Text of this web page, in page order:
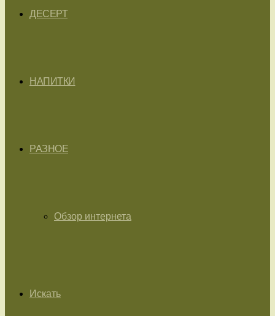
ДЕСЕРТ
НАПИТКИ
РАЗНОЕ
Обзор интернета
Искать